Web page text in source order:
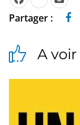
Partager :
A voir